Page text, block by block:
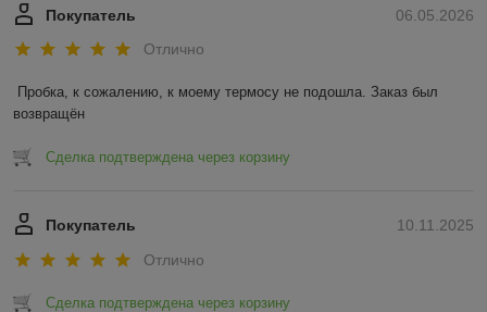
06.05.2026
Покупатель
Отлично
Пробка, к сожалению, к моему термосу не подошла. Заказ был
возвращён
Сделка подтверждена через корзину
10.11.2025
Покупатель
Отлично
Сделка подтверждена через корзину